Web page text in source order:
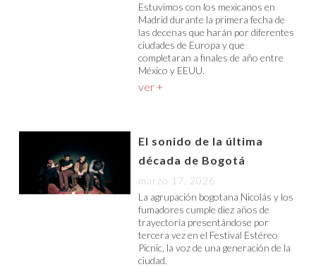
Estuvimos con los mexicanos en
Madrid durante la primera fecha de
las decenas que harán por diferentes
ciudades de Europa y que
completaran a finales de año entre
México y EEUU.
ver +
El sonido de la última
década de Bogotá
marzo 17, 2026
La agrupación bogotana Nicolás y los
fumadores cumple diez años de
trayectoria presentándose por
tercera vez en el Festival Estéreo
Picnic, la voz de una generación de la
ciudad.